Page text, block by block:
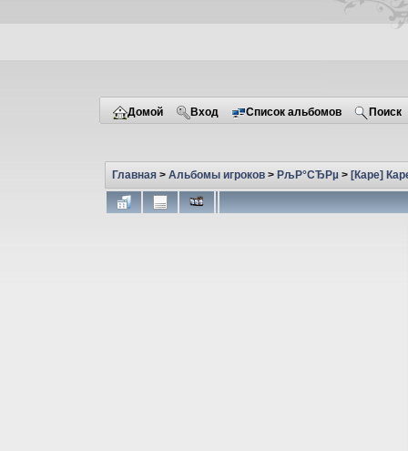
Домой Вход Список альбомов Поиск
Главная > Альбомы игроков > РљР°СЂРµ > [Каре]